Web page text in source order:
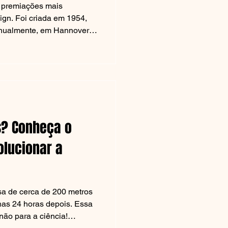
Antes
mais
Foi criada em 1954,
em Hannover,
Mas neste ano,
Conheça o
a
de cerca de 200 metros
24 horas depois. Essa
para a ciência!